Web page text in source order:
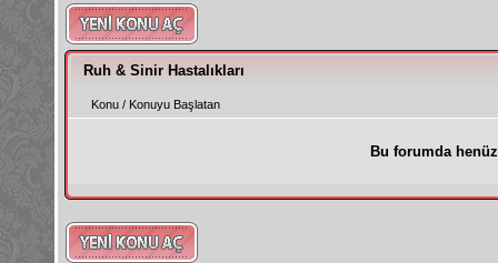
instagram
izlenme
hilesi
Ruh & Sinir Hastalıkları
Konu / Konuyu Başlatan
Bu forumda